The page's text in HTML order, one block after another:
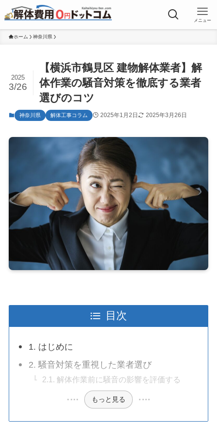
メニュー
ホーム 神奈川県
【横浜市鶴見区 建物解体業者】解
体作業の騒音対策を徹底する業者
選びのコツ
2025
3/26
神奈川県 解体工事コラム 2025年1月2日 2025年3月26日
目次
1. はじめに
2. 騒音対策を重視した業者選び
2.1. 解体作業前に騒音の影響を評価する
もっと見る